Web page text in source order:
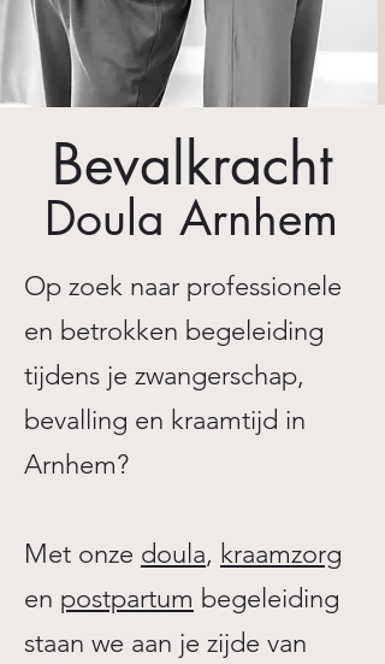
Bevalkracht
Doula Arnhem
Op zoek naar professionele
en betrokken begeleiding
tijdens je zwangerschap,
bevalling en kraamtijd in
Arnhem?
Met onze doula, kraamzorg
en postpartum begeleiding
staan we aan je zijde van